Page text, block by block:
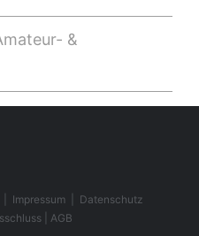
&
| Impressum
Datenschutz
| AGB